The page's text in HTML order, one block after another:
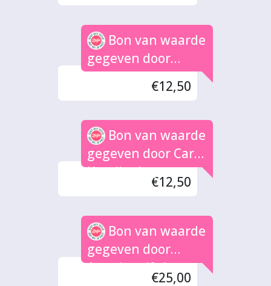
Bon van waarde
gegeven door
Wendy Kalshoven
€12,50
Bon van waarde
gegeven door Carlo
Kraaijenhagen
€12,50
Bon van waarde
gegeven door
Anoniem (2x)
€25,00